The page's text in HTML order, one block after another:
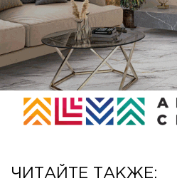
ЧИТАЙТЕ ТАКЖЕ: